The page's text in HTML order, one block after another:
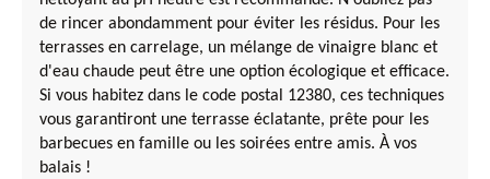
de rincer abondamment pour éviter les résidus. Pour les
terrasses en carrelage, un mélange de vinaigre blanc et
d'eau chaude peut être une option écologique et efficace.
Si vous habitez dans le code postal 12380, ces techniques
vous garantiront une terrasse éclatante, prête pour les
barbecues en famille ou les soirées entre amis. À vos
balais !